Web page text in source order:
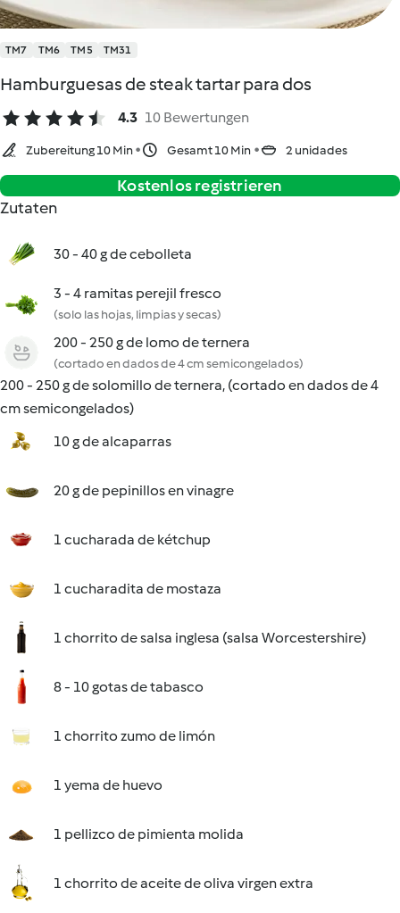
TM7 TM6 TM5 TM31
Hamburguesas de steak tartar para dos
4.3 10 Bewertungen
Zubereitung 10 Min Gesamt 10 Min 2 unidades
Kostenlos registrieren
Zutaten
30 - 40 g de cebolleta
3 - 4 ramitas perejil fresco
(solo las hojas, limpias y secas)
200 - 250 g de lomo de ternera
(cortado en dados de 4 cm semicongelados)
200 - 250 g de solomillo de ternera, (cortado en dados de 4
cm semicongelados)
10 g de alcaparras
20 g de pepinillos en vinagre
1 cucharada de kétchup
1 cucharadita de mostaza
1 chorrito de salsa inglesa (salsa Worcestershire)
8 - 10 gotas de tabasco
1 chorrito zumo de limón
1 yema de huevo
1 pellizco de pimienta molida
1 chorrito de aceite de oliva virgen extra